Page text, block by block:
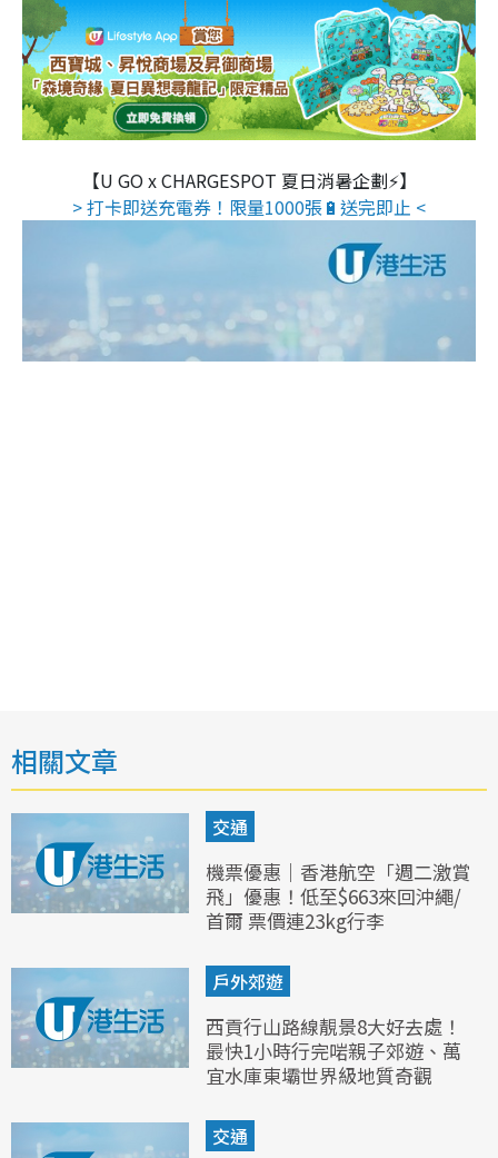
【U GO x CHARGESPOT 夏日消暑企劃⚡】
> 打卡即送充電券！限量1000張🔋送完即止 <
相關文章
交通
機票優惠｜香港航空「週二激賞
飛」優惠！低至$663來回沖繩/
首爾 票價連23kg行李
戶外郊遊
西貢行山路線靚景8大好去處！
最快1小時行完啱親子郊遊、萬
宜水庫東壩世界級地質奇觀
交通